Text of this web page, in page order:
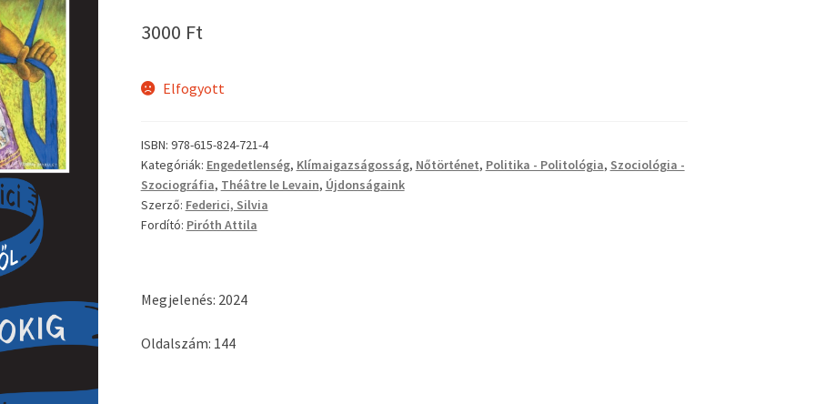
3000 Ft
Elfogyott
ISBN: 978-615-824-721-4
Kategóriák: Engedetlenség, Klímaigazságosság, Nőtörténet, Politika - Politológia, Szociológia -
Szociográfia, Théâtre le Levain, Újdonságaink
Szerző: Federici, Silvia
Fordító: Piróth Attila
Megjelenés: 2024
Oldalszám: 144